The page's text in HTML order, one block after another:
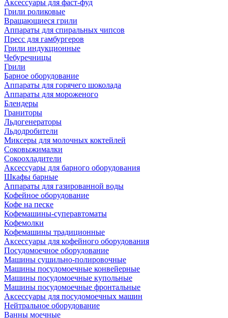
Аксессуары для фаст-фуд
Грили роликовые
Вращающиеся грили
Аппараты для спиральных чипсов
Пресс для гамбургеров
Грили индукционные
Чебуречницы
Грили
Барное оборудование
Аппараты для горячего шоколада
Аппараты для мороженого
Блендеры
Граниторы
Льдогенераторы
Льдодробители
Миксеры для молочных коктейлей
Соковыжималки
Сокоохладители
Аксессуары для барного оборудования
Шкафы барные
Аппараты для газированной воды
Кофейное оборудование
Кофе на песке
Кофемашины-суперавтоматы
Кофемолки
Кофемашины традиционные
Аксессуары для кофейного оборудования
Посудомоечное оборудование
Машины сушильно-полировочные
Машины посудомоечные конвейерные
Машины посудомоечные купольные
Машины посудомоечные фронтальные
Аксессуары для посудомоечных машин
Нейтральное оборудование
Ванны моечные